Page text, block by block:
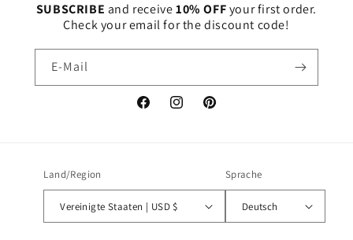
SUBSCRIBE and receive10% OFFyour first order.
Check your email for the discount code!
E-Mail
FacebookInstagramPinterest
Land/Region
Vereinigte Staaten | USD $
Sprache
Deutsch